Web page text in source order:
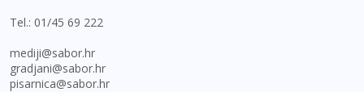
Tel.: 01/45 69 222
mediji@sabor.hr
gradjani@sabor.hr
pisarnica@sabor.hr